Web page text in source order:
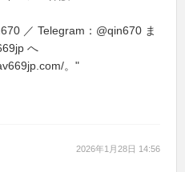
／ Telegram：@qin670 ま
へ
。"
2026年1月28日 14:56